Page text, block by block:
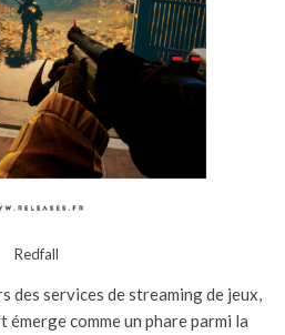
Redfall
des services de streaming de jeux,
comme un phare parmi la